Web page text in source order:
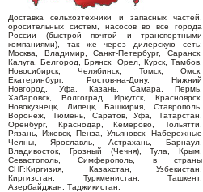
Доставка сельхозтехники и запасных частей,
оросительных систем, насосов во все города
России (быстрой почтой и транспортными
компаниями), так же через дилерскую сеть:
Москва, Владимир, Санкт-Петербург, Саранск,
Калуга, Белгород, Брянск, Орел, Курск, Тамбов,
Новосибирск, Челябинск, Томск, Омск,
Екатеринбург, Ростов-на-Дону, Нижний
Новгород, Уфа, Казань, Самара, Пермь,
Хабаровск, Волгоград, Иркутск, Красноярск,
Новокузнецк, Липецк, Башкирия, Ставрополь,
Воронеж, Тюмень, Саратов, Уфа, Татарстан,
Оренбург, Краснодар, Кемерово, Тольятти,
Рязань, Ижевск, Пенза, Ульяновск, Набережные
Челны, Ярославль, Астрахань, Барнаул,
Владивосток, Грозный (Чечня), Тула, Крым,
Севастополь, Симферополь, в страны
СНГ:Киргизия, Казахстан, Узбекистан,
Киргизстан, Туркменистан, Ташкент,
Азербайджан, Таджикистан.